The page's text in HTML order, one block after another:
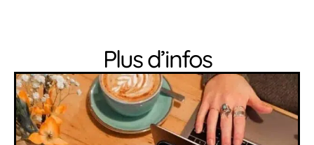
Plus d’infos